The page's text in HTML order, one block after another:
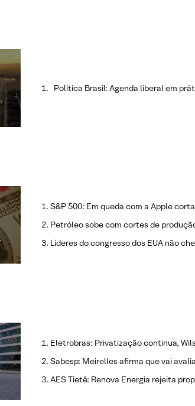
Política Brasil: Agenda liberal em
S&P 500: Em queda com a Apple
Petróleo sobe com cortes de
Líderes do congresso dos EUA não
Eletrobras: Privatização continua,
Sabesp: Meirelles afirma que vai
AES Tietê: Renova Energia rejeita